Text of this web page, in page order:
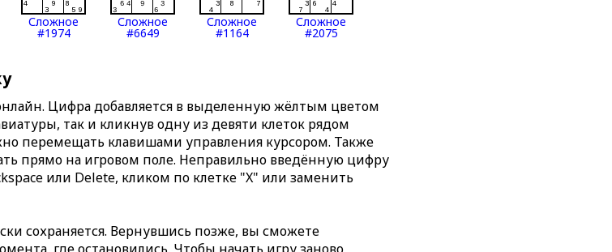
Сложное
#1974
Сложное
#6649
Сложное
#1164
Сложное
#2075
Цифра добавляется в выделенную жёлтым цветом
так и кликнув одну из девяти клеток рядом
перемещать клавишами управления курсором. Также
прямо на игровом поле. Неправильно введённую цифру
или Delete, кликом по клетке "X" или заменить
сохраняется. Вернувшись позже, вы сможете